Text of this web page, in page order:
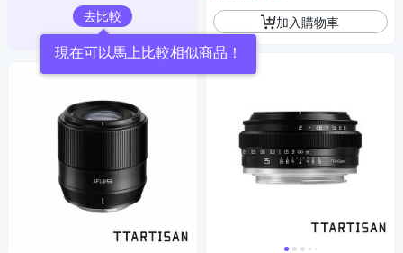
去比較
現在可以馬上比較相似商品！
加入購物車